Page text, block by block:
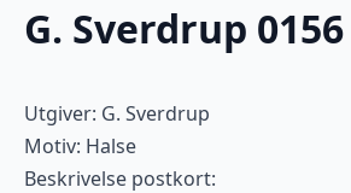
G. Sverdrup 0156
Utgiver: G. Sverdrup
Motiv: Halse
Beskrivelse postkort: